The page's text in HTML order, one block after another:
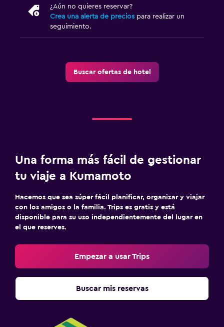
¿Aún no quieres reservar?
Crea una alerta de precios para realizar un
seguimiento.
Buscar ofertas de hotel
Una forma más fácil de gestionar
tu viaje a Kumamoto
Hacemos que sea súper fácil planificar, organizar y viajar
con los amigos o la familia. Trips es gratis y está
disponible para su uso independientemente del lugar en
el que reserves.
Empezar a usar Trips
Buscar mis reservas